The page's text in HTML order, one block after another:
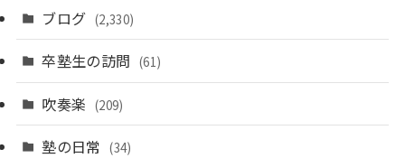
ブログ (2,330)
卒塾生の訪問 (61)
吹奏楽 (209)
塾の日常 (34)